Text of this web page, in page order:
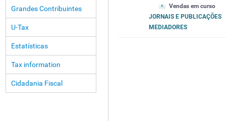
Grandes Contribuintes
U-Tax
Estatísticas
Tax information
Cidadania Fiscal
Vendas em curso
JORNAIS E PUBLICAÇÕES
MEDIADORES